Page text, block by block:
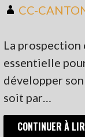
CC-
La prospection
essentielle
développer
soit par…
CONTINUER À